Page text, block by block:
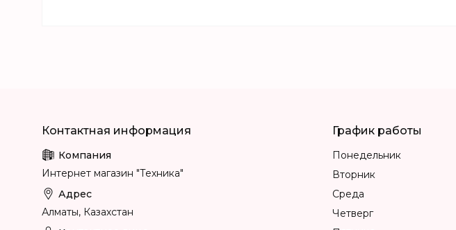
Интернет магазин "Техника"
Алматы, Казахстан
График работы
Понедельник
Вторник
Среда
Четверг